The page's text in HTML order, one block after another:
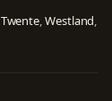
Twente Westland